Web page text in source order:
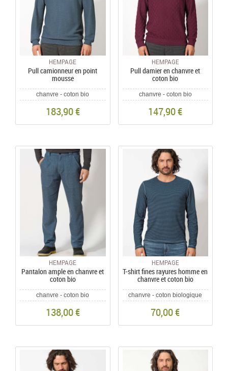
HEMPAGE
Pull camionneur en point
mousse
chanvre - coton bio
183,90 €
HEMPAGE
Pull damier en chanvre et
coton bio
chanvre - coton bio
147,90 €
HEMPAGE
Pantalon ample en chanvre et
coton bio
chanvre - coton bio
138,00 €
HEMPAGE
T-shirt fines rayures homme en
chanvre et coton bio
chanvre - coton biologique
70,00 €